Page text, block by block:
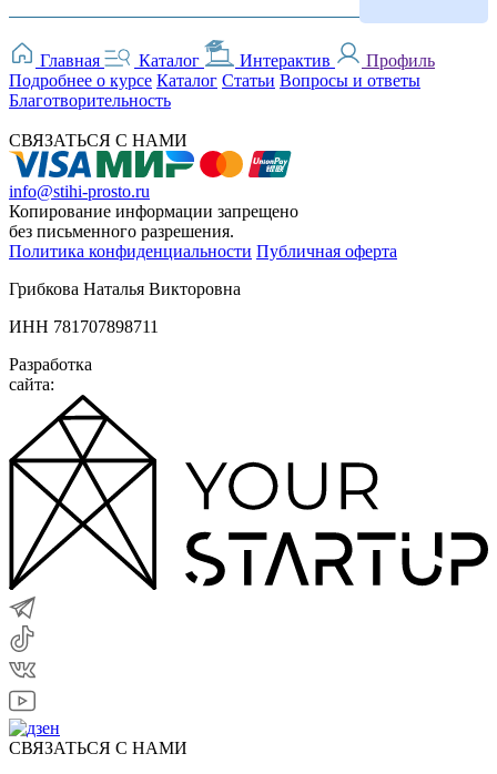
Главная Каталог Интерактив
Профиль
Подробнее о курсе Каталог Статьи Вопросы и ответы
Благотворительность
СВЯЗАТЬСЯ С НАМИ
info@stihi-prosto.ru
Копирование информации запрещено
без письменного разрешения.
Политика конфиденциальности Публичная оферта
Грибкова Наталья Викторовна
ИНН 781707898711
Разработка
сайта:
СВЯЗАТЬСЯ С НАМИ